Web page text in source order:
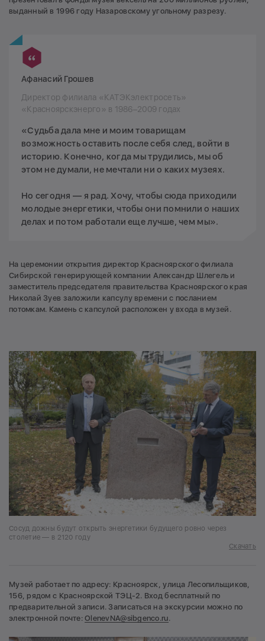
выданный в 1996 году Назаровскому угольному разрезу.
Афанасий Грошев
Директор филиала «КАТЭКэлектросеть»
«Красноярскэнерго» в 1986–2009 годах
«Судьба дала мне и моим товарищам
возможность оставить после себя след, войти в
историю. Конечно, когда мы трудились, мы об
этом не думали, не мечтали ни о каких музеях.
Но сегодня — я рад. Хочу, чтобы сюда приходили
молодые энергетики, чтобы они помнили о наших
делах и потом работали еще лучше, чем мы».
На церемонии открытия директор Красноярского филиала
Сибирской генерирующей компании Александр Шлегель и
заместитель председателя правительства Красноярского края
Николай Зуев заложили капсулу времени с посланием
потомкам. Камень с капсулой расположен у входа в музей.
Сосуд дожны будут открыть энергетики будущего ровно через
столетие — в 2120 году
Скачать
Музей работает по адресу: Красноярск, улица Лесопильщиков,
156, рядом с Красноярской ТЭЦ-2. Вход бесплатный по
предварительной записи. Записаться на экскурсии можно по
электронной почте:OlenevNA@sibgenco.ru.